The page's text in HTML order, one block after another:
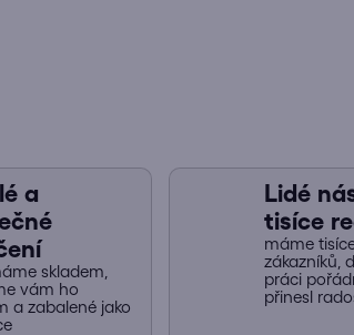
a
skladem,
vám ho
a zabalené jako
Lidé
tisíce
máme
zákazníků,
práci
přinesl